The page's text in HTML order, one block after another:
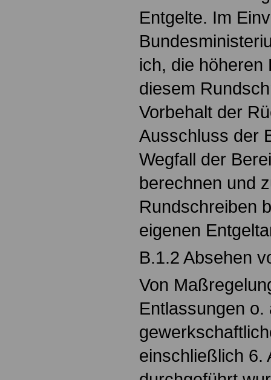
Entgelte. Im
ich, die höheren
diesem
Vorbehalt der
Ausschluss der
Wegfall der
berechnen und
Rundschreiben
eigenen
B.1.2 Absehen
Von
Entlassungen o.
einschließlich 6.